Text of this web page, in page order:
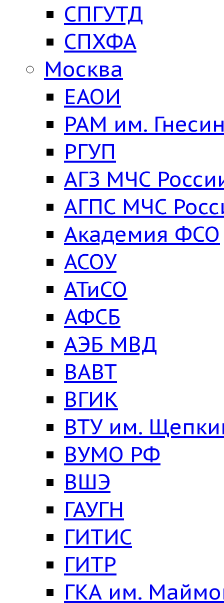
СПГУТД
СПХФА
Москва
ЕАОИ
РАМ им.
РГУП
АГЗ МЧС
АГПС МЧС
Академия ФСО
АСОУ
АТиСО
АФСБ
АЭБ МВД
ВАВТ
ВГИК
ВТУ им.
ВУМО РФ
ВШЭ
ГАУГН
ГИТИС
ГИТР
ГКА им.